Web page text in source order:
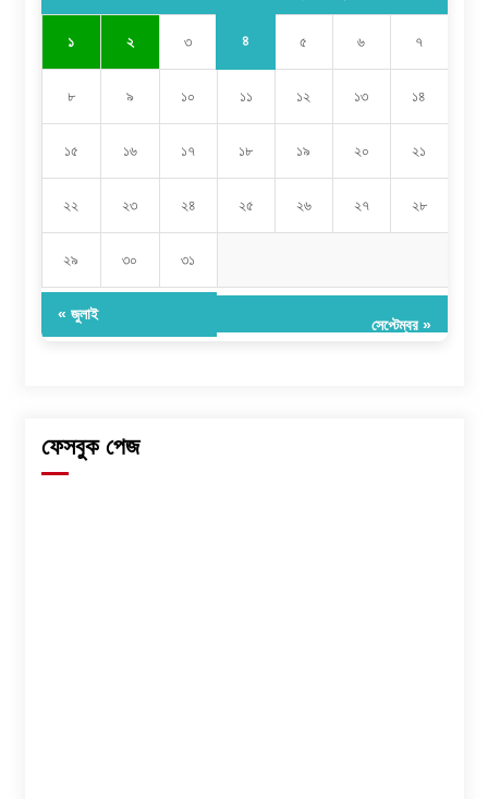
১ ২ ৩ ৪ ৫ ৬ ৭
৮ ৯ ১০ ১১ ১২ ১৩ ১৪
১৫ ১৬ ১৭ ১৮ ১৯ ২০ ২১
২২ ২৩ ২৪ ২৫ ২৬ ২৭ ২৮
২৯ ৩০ ৩১
« জুলাই
সেপ্টেম্বর »
ফেসবুক পেজ